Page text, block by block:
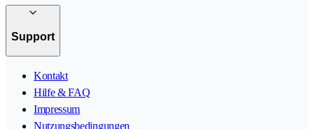
Support
Kontakt
Hilfe & FAQ
Impressum
Nutzungsbedingungen